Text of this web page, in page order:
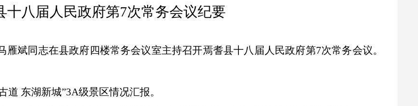
十八届人民政府第7次常务会议纪要
雁斌同志在县政府四楼常务会议室主持召开焉耆县十八届人民政府第7次常务会议。
道 东湖新城”3A级景区情况汇报。